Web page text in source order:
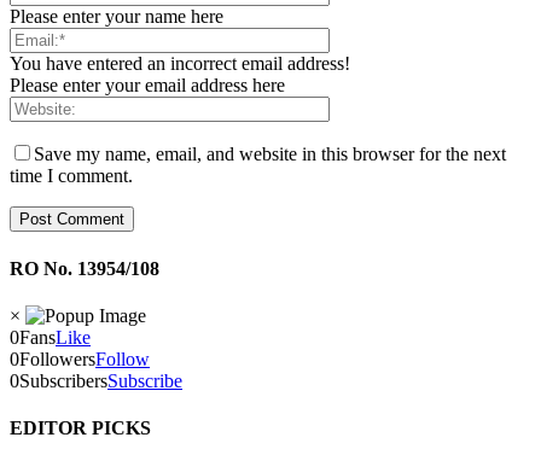
Please enter your name here
You have entered an incorrect email address!
Please enter your email address here
Save my name, email, and website in this browser for the next
time I comment.
RO No. 13954/108
×
0FansLike
0FollowersFollow
0SubscribersSubscribe
EDITOR PICKS